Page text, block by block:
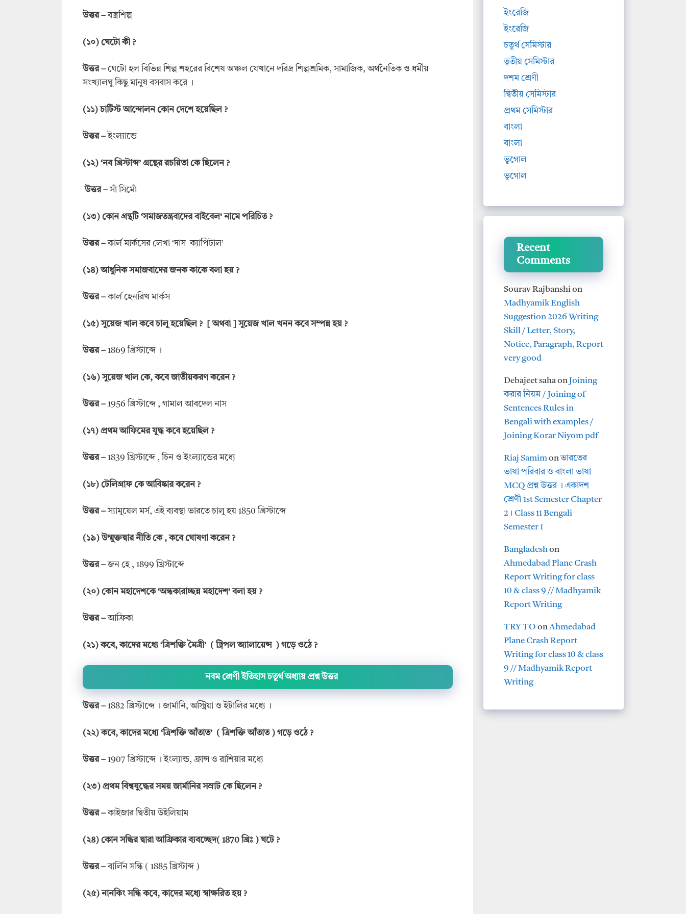
উত্তর – বস্ত্রশিল্প
(১০) ঘেটো কী ?
উত্তর – ঘেটো হল বিভিন্ন শিল্প শহরের বিশেষ অঞ্চল যেখানে দরিদ্র শিল্পশ্রমিক, সামাজিক, অর্থনৈতিক ও ধর্মীয়
সংখ্যালঘু কিছু মানুষ বসবাস করে ।
(১১)চার্টিস্ট আন্দোলন কোন দেশে হয়েছিল ?
উত্তর – ইংল্যান্ডে
(১২) ‘নব খ্রিস্টাব্দ’ গ্রন্থের রচয়িতা কে ছিলেন ?
উত্তর – সাঁ সিমোঁ
(১৩ ) কোন গ্রন্থটি‘সমাজতন্ত্রবাদের বাইবেল’নামে পরিচিত?
উত্তর – কার্ল মার্কসের লেখা ‘দাস ক্যাপিটাল’
(১৪)আধুনিক সমাজবাদের জনক কাকে বলা হয় ?
উত্তর – কার্ল হেনরিখ মার্কস
(১৫)সুয়েজ খাল কবে চালু হয়েছিল ? [অথবা ]সুয়েজ খাল খনন কবে সম্পন্ন হয় ?
উত্তর – 1869 খ্রিস্টাব্দে ।
(১৬)সুয়েজ খাল কে,কবে জাতীয়করণ করেন?
উত্তর – 1956 খ্রিস্টাব্দে , গামাল আবদেল নাস
(১৭) প্রথম আফিমের যুদ্ধ কবে হয়েছিল ?
উত্তর – 1839 খ্রিস্টাব্দে , চিন ও ইংল্যান্ডের মধ্যে
(১৮) টেলিগ্রাফ কে আবিষ্কার করেন ?
উত্তর – স্যামুয়েল মর্স, এই ব্যবস্থা ভারতে চালু হয় 1850 খ্রিস্টাব্দে
(১৯)উম্মুক্তদ্বার নীতি কে,কবে ঘোষণা করেন ?
উত্তর – জন হে , 1899 খ্রিস্টাব্দে
(২০) কোন মহাদেশকে‘অন্ধকারাচ্ছন্ন মহাদেশ’বলা হয়?
উত্তর – আফ্রিকা
(২১)কবে,কাদের মধ্যে ‘ত্রিশক্তি মৈত্রী’ (ট্রিপল অ্যালায়েন্স ) গড়ে ওঠে?
নবম শ্রেণী ইতিহাস চতুর্থ অধ্যায় প্রশ্ন উত্তর
উত্তর– 1882 খ্রিস্টাব্দে । জার্মানি, অস্ট্রিয়া ও ইটালির মধ্যে ।
(২২)কবে,কাদের মধ্যে ‘ত্রিশক্তি আঁতাত’ (ত্রিশক্তি আঁতাত ) গড়ে ওঠে?
উত্তর – 1907 খ্রিস্টাব্দে । ইংল্যান্ড, ফ্রান্স ও রাশিয়ার মধ্যে
(২৩ ) প্রথম বিশ্বযুদ্ধের সময় জার্মানির সম্রাট কে ছিলেন ?
উত্তর – কাইজার দ্বিতীয় উইলিয়াম
(২৪) কোন সন্ধির দ্বারা আফ্রিকার ব্যবচ্ছেদ( 1870খ্রিঃ )ঘটে?
উত্তর – বার্লিন সন্ধি ( 1885 খ্রিস্টাব্দ )
(২৫)নানকিং সন্ধি কবে,কাদের মধ্যে স্বাক্ষরিত হয় ?
ইংরেজি
ইংরেজি
চতুর্থ সেমিস্টার
তৃতীয় সেমিস্টার
দশম শ্রেণী
দ্বিতীয় সেমিস্টার
প্রথম সেমিস্টার
বাংলা
বাংলা
ভূগোল
ভূগোল
Recent
Comments
Sourav Rajbanshion
Madhyamik English
Suggestion 2026 Writing
Skill / Letter, Story,
Notice, Paragraph, Report
very good
Debajeet sahaonJoining
করার নিয়ম / Joining of
Sentences Rules in
Bengali with examples /
Joining Korar Niyom pdf
Riaj Samimonভারতের
ভাষা পরিবার ও বাংলা ভাষা
MCQ প্রশ্ন উত্তর । একাদশ
শ্রেণী 1st Semester Chapter
2। Class 11 Bengali
Semester 1
Bangladeshon
Ahmedabad Plane Crash
Report Writing for class
10 & class 9 // Madhyamik
Report Writing
TRY TO onAhmedabad
Plane Crash Report
Writing for class 10 & class
9 // Madhyamik Report
Writing